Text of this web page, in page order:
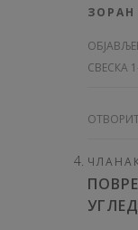
СВЕСКА